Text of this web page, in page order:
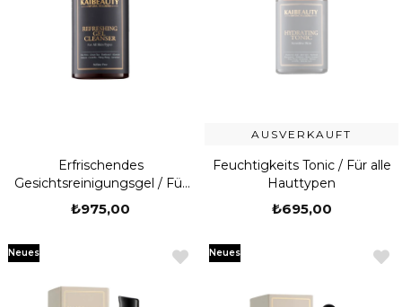
Erfrischendes
Gesichtsreinigungsgel / Für
alle Hauttypen
₺975,00
AUSVERKAUFT
Feuchtigkeits Tonic / Für alle
Hauttypen
₺695,00
Neues
Neues